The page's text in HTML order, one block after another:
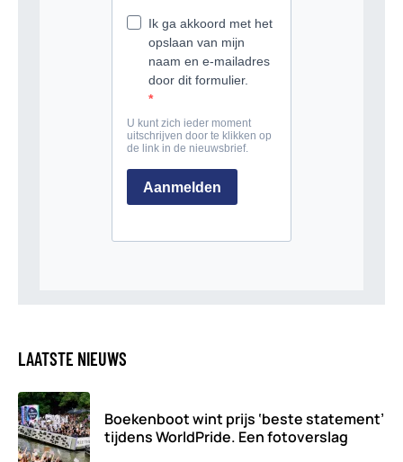
LAATSTE NIEUWS
Boekenboot wint prijs ‘beste statement’
tijdens WorldPride. Een fotoverslag